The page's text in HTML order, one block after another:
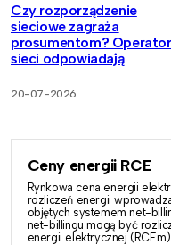
Czy rozporządzenie
sieciowe zagraża
prosumentom?
sieci odpowiadają
20-07-2026
Ceny energii RCE
Rynkowa cena energii
rozliczeń energii
objętych systemem net-
net-billingu mogą być
energii elektrycznej